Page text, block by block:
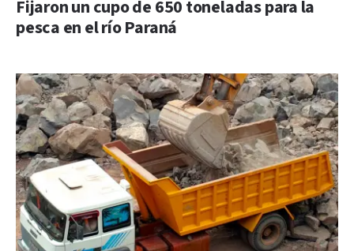
Fijaron un cupo de 650 toneladas para la
pesca en el río Paraná